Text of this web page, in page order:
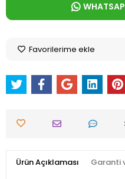
Favorilerime ekle
Ürün Açıklaması Garanti